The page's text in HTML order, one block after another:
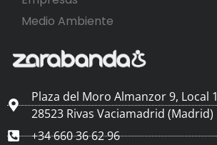
Medio Ambiente
Plaza del Moro Almanzor 9, Local 1
28523 Rivas Vaciamadrid (Madrid)
+34 660 36 62 96